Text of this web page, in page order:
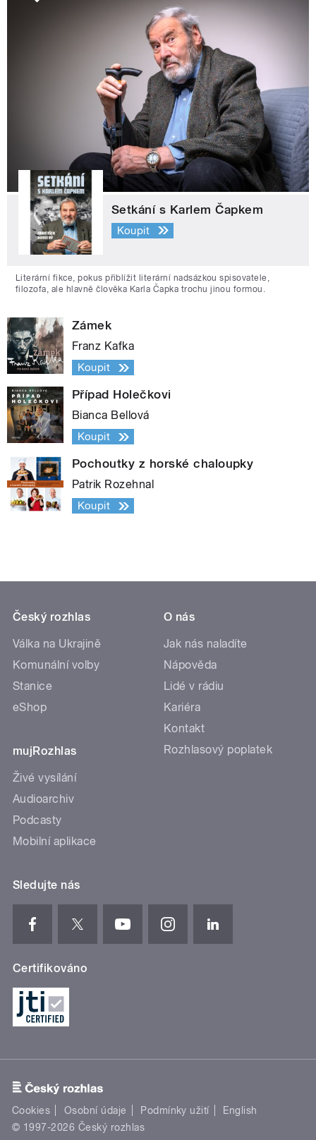
Setkání s Karlem Čapkem
Koupit
Literární fikce, pokus přiblížit literární nadsázkou spisovatele,
filozofa, ale hlavně člověka Karla Čapka trochu jinou formou.
Zámek
Franz Kafka
Koupit
Případ Holečkovi
Bianca Bellová
Koupit
Pochoutky z horské chaloupky
Patrik Rozehnal
Koupit
Český rozhlas
Válka na Ukrajině
Komunální volby
Stanice
eShop
mujRozhlas
Živé vysílání
Audioarchiv
Podcasty
Mobilní aplikace
O nás
Jak nás naladíte
Nápověda
Lidé v rádiu
Kariéra
Kontakt
Rozhlasový poplatek
Sledujte nás
Certifikováno
Cookies Osobní údaje Podmínky užití
English
© 1997-2026 Český rozhlas